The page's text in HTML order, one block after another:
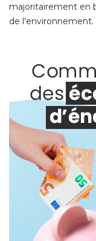
majoritairement en
de l'environnement.